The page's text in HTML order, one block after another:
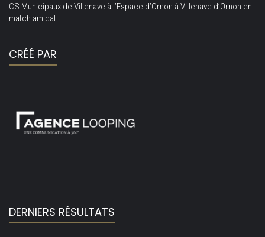
CS Municipaux de Villenave à l’Espace d’Ornon à Villenave d’Ornon en
match amical.
CRÉÉ PAR
DERNIERS RÉSULTATS